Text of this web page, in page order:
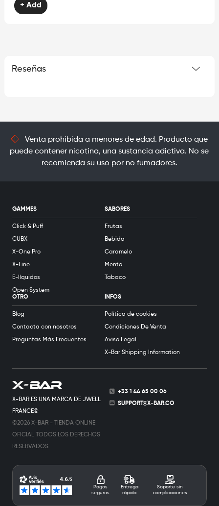
Bar+ Add
Reseñas
Venta prohibida a menores de edad. Producto que
puede contener nicotina, una sustancia adictiva. No se
recomienda su uso por no fumadores.
X-BAR ES UNA MARCA DE JWELL
FRANCE©
©2026 X-BAR - TIENDA ONLINE
OFICIAL TODOS LOS DERECHOS
RESERVADOS
+33 1 44 65 00 06
SUPPORT@X-BAR.CO
Pagos
seguros
Entrega
rápida
Soporte sin
complicaciones
GAMMES
Click & Puff
CUBX
X-One Pro
X-Line
E-líquidos
Open System
SABORES
Frutas
Bebida
Caramelo
Menta
Tabaco
OTRO
Blog
Contacta con nosotros
Preguntas Más Frecuentes
INFOS
Política de cookies
Condiciones De Venta
Aviso Legal
X-Bar Shipping Information